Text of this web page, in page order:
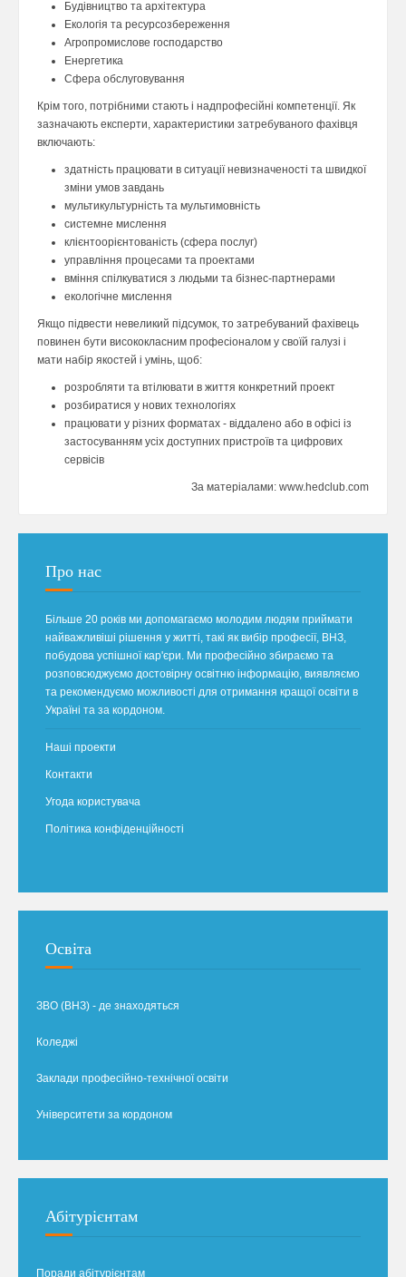
Будівництво та архітектура
Екологія та ресурсозбереження
Агропромислове господарство
Енергетика
Сфера обслуговування
Крім того, потрібними стають і надпрофесійні компетенції. Як
зазначають експерти, характеристики затребуваного фахівця
включають:
здатність працювати в ситуації невизначеності та швидкої
зміни умов завдань
мультикультурність та мультимовність
системне мислення
клієнтоорієнтованість (сфера послуг)
управління процесами та проектами
вміння спілкуватися з людьми та бізнес-партнерами
екологічне мислення
Якщо підвести невеликий підсумок, то затребуваний фахівець
повинен бути висококласним професіоналом у своїй галузі і
мати набір якостей і умінь, щоб:
розробляти та втілювати в життя конкретний проект
розбиратися у нових технологіях
працювати у різних форматах - віддалено або в офісі із
застосуванням усіх доступних пристроїв та цифрових
сервісів
За матеріалами: www.hedclub.com
Про нас
Більше 20 років ми допомагаємо молодим людям приймати
найважливіші рішення у житті, такі як вибір професії, ВНЗ,
побудова успішної кар'єри. Ми професійно збираємо та
розповсюджуємо достовірну освітню інформацію, виявляємо
та рекомендуємо можливості для отримання кращої освіти в
Україні та за кордоном.
Наші проекти
Контакти
Угода користувача
Політика конфіденційності
Освіта
ЗВО (ВНЗ) - де знаходяться
Коледжі
Заклади професійно-технічної освіти
Університети за кордоном
Абітурієнтам
Поради абітурієнтам